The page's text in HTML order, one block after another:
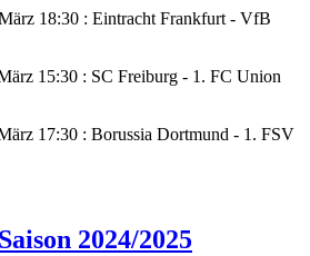
18:30 : Eintracht Frankfurt - VfB
15:30 : SC Freiburg - 1. FC Union
17:30 : Borussia Dortmund - 1. FSV
2024/2025